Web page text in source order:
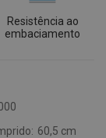
Resistência ao
embaciamento
60,5 cm